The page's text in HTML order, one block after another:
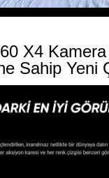
X4
Sahip Yeni